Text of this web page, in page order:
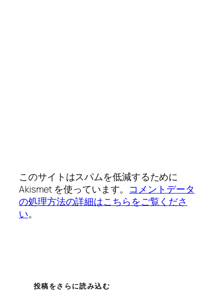
このサイトはスパムを低減するために
Akismet を使っています。 コメントデータ
の処理方法の詳細はこちらをご覧くださ
い。
投稿をさらに読み込む